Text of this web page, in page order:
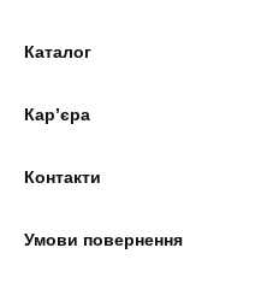
Каталог
Кар’єра
Контакти
Умови повернення